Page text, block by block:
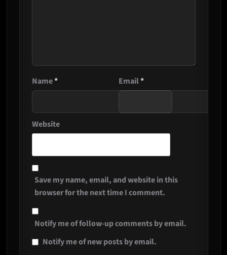
Name* Email*
Website
Save my name, email, and website in this
browser for the next time I comment.
Notify me of follow-up comments by email.
Notify me of new posts by email.